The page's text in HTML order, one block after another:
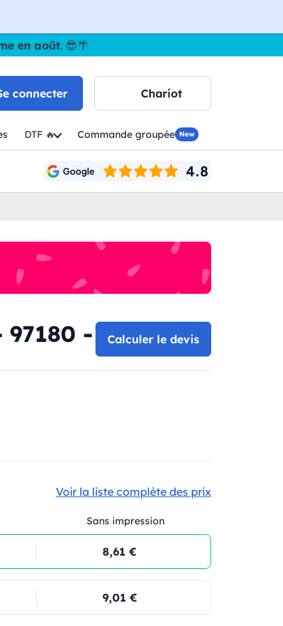
en août. 😎🌴
connecter Chariot
DTF 🔥 Commande groupée New
97180 -
Calculer le devis
Voir la liste complète des prix
Sans impression
8,61 €
9,01 €